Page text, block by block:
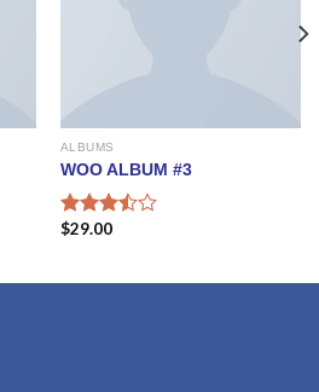
ALBUMS
WOO ALBUM #3
Rated
$29.00